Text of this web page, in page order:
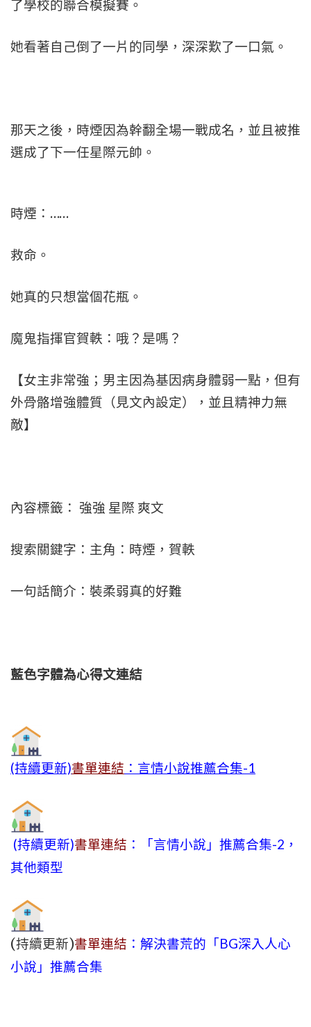
了學校的聯合模擬賽。
她看著自己倒了一片的同學，深深歎了一口氣。
那天之後，時煙因為幹翻全場一戰成名，並且被推
選成了下一任星際元帥。
時煙：……
救命。
她真的只想當個花瓶。
魔鬼指揮官賀軼：哦？是嗎？
【女主非常強；男主因為基因病身體弱一點，但有
外骨骼增強體質（見文內設定），並且精神力無
敵】
內容標籤： 強強 星際 爽文
搜索關鍵字：主角：時煙，賀軼
一句話簡介：裝柔弱真的好難
藍色字體為心得文連結
(持續更新)書單連結 ：言情小說推薦合集-1
(持續更新)書單連結 ：「言情小說」推薦合集-2，
其他類型
(持續更新)書單連結 ：解決書荒的「BG深入人心
小說」推薦合集